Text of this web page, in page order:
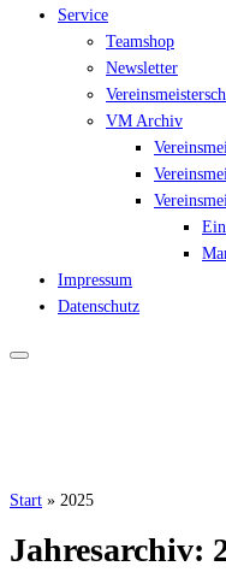
Service
Teamshop
Newsletter
VM Archiv
Impressum
Datenschutz
Start » 2025
Jahresarchiv: